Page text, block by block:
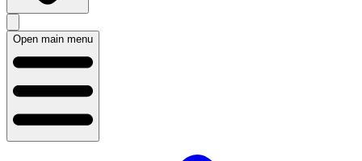
Open main menu